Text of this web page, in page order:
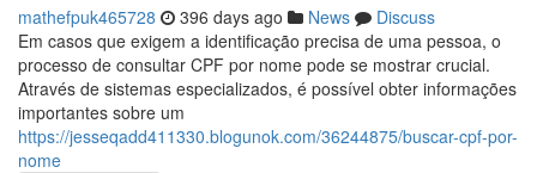
mathefpuk465728 396 days ago News
Discuss
Em casos que exigem a identificação precisa de uma pessoa, o
processo de consultar CPF por nome pode se mostrar crucial.
Através de sistemas especializados, é possível obter informações
importantes sobre um
https://jesseqadd411330.blogunok.com/36244875/buscar-cpf-por-
nome